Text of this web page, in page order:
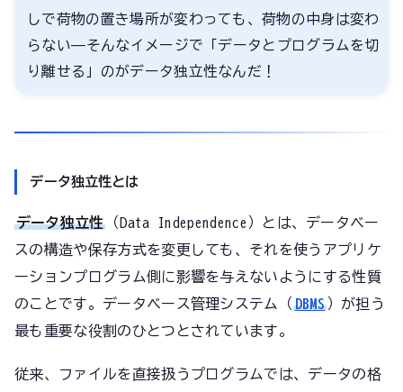
しで荷物の置き場所が変わっても、荷物の中身は変わ
らない——そんなイメージで「データとプログラムを切
り離せる」のがデータ独立性なんだ！
データ独立性とは
データ独立性 （Data Independence）とは、データベー
スの構造や保存方式を変更しても、それを使うアプリケ
ーションプログラム側に影響を与えないようにする性質
のことです。データベース管理システム（DBMS）が担う
最も重要な役割のひとつとされています。
従来、ファイルを直接扱うプログラムでは、データの格